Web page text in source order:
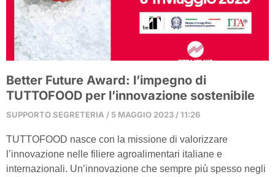
Better Future Award: l’impegno di
TUTTOFOOD per l’innovazione sostenibile
SUPPORTO SEGRETERIA 5 MAGGIO 2023 11:26
TUTTOFOOD nasce con la missione di valorizzare
l’innovazione nelle filiere agroalimentari italiane e
internazionali. Un’innovazione che sempre più spesso negli